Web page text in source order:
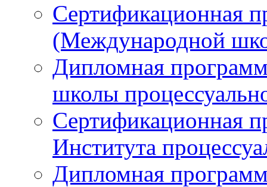
Сертификационная
(Международной
Дипломная
школы
Сертификационная
Института
Дипломная